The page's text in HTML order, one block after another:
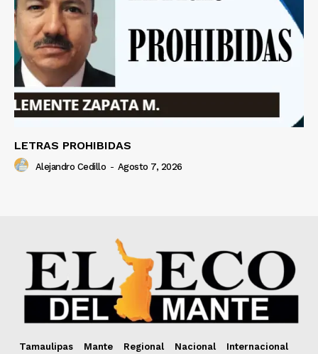
LETRAS PROHIBIDAS
Alejandro Cedillo - Agosto 7, 2026
Tamaulipas Mante Regional Nacional
Internacional